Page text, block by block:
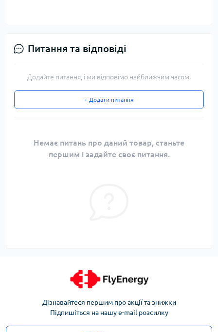
Питання та відповіді
Додайте питання, і ми відповімо найближчим часом.
+ Додати питання
Немає питань про даний товар, станьте
першим і задайте своє питання.
Дізнавайтеся першим про акції та знижки
Підпишіться на нашу e-mail розсилку